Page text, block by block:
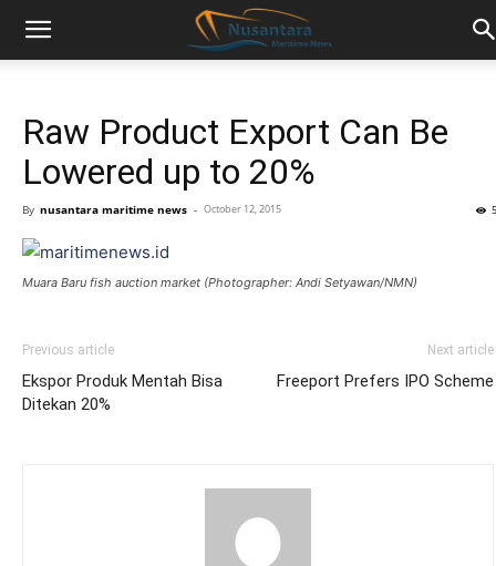
Raw Product Export Can Be
Lowered up to 20%
By nusantara maritime news - October 12, 2015
Muara Baru fish auction market (Photographer: Andi Setyawan/NMN)
Previous article
Ekspor Produk Mentah Bisa
Ditekan 20%
Next article
Freeport Prefers IPO Scheme